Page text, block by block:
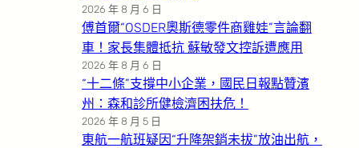
2026 年 8 月 6 日
傅首爾“OSDER奧斯德零件商雞娃”言論翻
車！家長集體抵抗 蘇敏發文控訴遭應用
2026 年 8 月 6 日
“十二條”支撐中小企業，國民日報點贊濱
州：森和診所健檢濟困扶危！
2026 年 8 月 5 日
東航一航班疑因“升降架銷未拔”放油出航，